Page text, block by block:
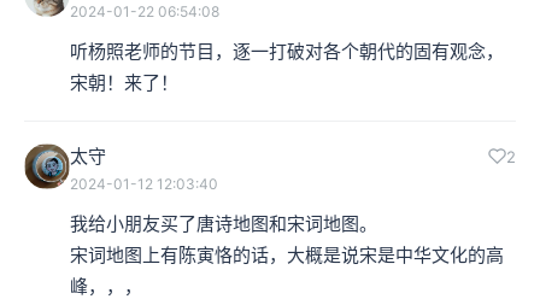
2024-01-22 06:54:08
听杨照老师的节目，逐一打破对各个朝代的固有观念，
宋朝！来了！
太守 2
2024-01-12 12:03:40
我给小朋友买了唐诗地图和宋词地图。
宋词地图上有陈寅恪的话，大概是说宋是中华文化的高
峰，，，